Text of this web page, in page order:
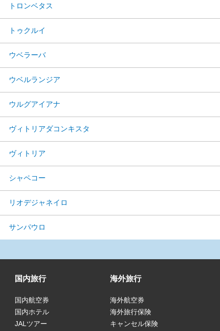
トロンベタス
トゥクルイ
ウベラーバ
ウベルランジア
ウルグアイアナ
ヴィトリアダコンキスタ
ヴィトリア
シャペコー
リオデジャネイロ
サンパウロ
国内旅行
国内航空券
国内ホテル
JALツアー
海外旅行
海外航空券
海外旅行保険
キャンセル保険